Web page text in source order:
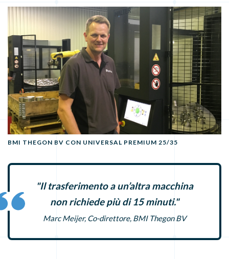
BMI THEGON BV CON UNIVERSAL PREMIUM 25/35
"Il trasferimento a un’altra macchina
non richiede più di 15 minuti."
Marc Meijer, Co-direttore, BMI Thegon BV